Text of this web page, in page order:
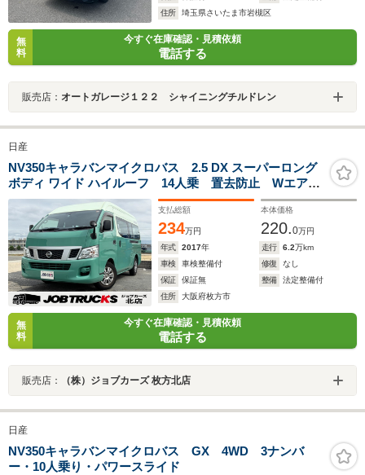
住所
埼玉県さいたま市岩槻区
無
料
今すぐ在庫確認・見積依頼
電話する
販売店： オートガレージ１２２ シャイニングチルドレン
日産
NV350キャラバンマイクロバス 2.5 DX スーパーロング
ボディ ワイド ハイルーフ 14人乗 置去防止 Wエアコ
ン キーレス バックビューモニター シートカバー
ガソリン AT 走行6.2万km支払総額
234万円
本体価格
220.0万円
年式
2017年 走行 6.2万km
車検
車検整備付 修復
なし
保証
保証無 整備
法定整備付
住所
大阪府枚方市
無
料
今すぐ在庫確認・見積依頼
電話する
販売店： （株）ジョブカーズ 枚方北店
日産
NV350キャラバンマイクロバス GX 4WD 3ナンバ
ー・10人乗り・パワースライド